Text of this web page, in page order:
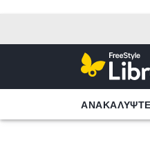
ΑΝΑΚΑΛΥΨΤΕ